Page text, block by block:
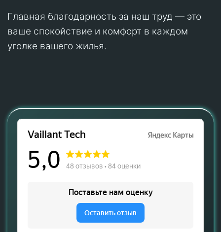
Главная благодарность за наш труд — это
ваше спокойствие и комфорт в каждом
уголке вашего жилья.